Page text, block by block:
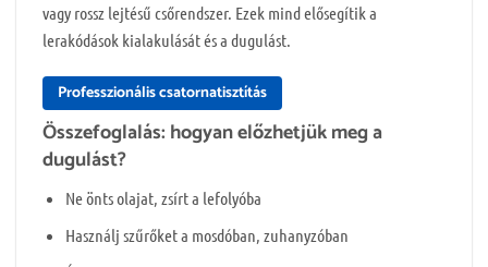
vagy rossz lejtésű csőrendszer. Ezek mind elősegítik a
lerakódások kialakulását és a dugulást.
Professzionális csatornatisztítás
Összefoglalás: hogyan előzhetjük meg a
dugulást?
Ne önts olajat, zsírt a lefolyóba
Használj szűrőket a mosdóban, zuhanyzóban